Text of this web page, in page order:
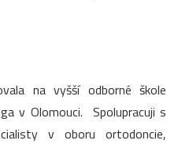
na vyšší odborné škole
v Olomouci. Spolupracuji s
v oboru ortodoncie,